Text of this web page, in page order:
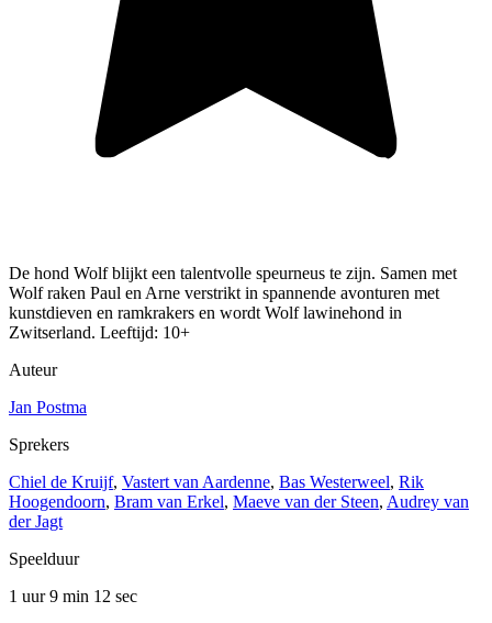
De hond Wolf blijkt een talentvolle speurneus te zijn. Samen met
Wolf raken Paul en Arne verstrikt in spannende avonturen met
kunstdieven en ramkrakers en wordt Wolf lawinehond in
Zwitserland. Leeftijd: 10+
Auteur
Jan Postma
Sprekers
Chiel de Kruijf, Vastert van Aardenne, Bas Westerweel, Rik
Hoogendoorn, Bram van Erkel, Maeve van der Steen, Audrey van
der Jagt
Speelduur
1 uur 9 min 12 sec